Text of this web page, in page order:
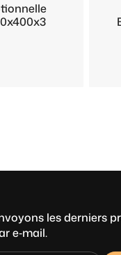
les derniers
e‑mail.